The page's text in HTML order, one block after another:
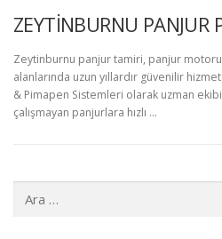
ZEYTİNBURNU PANJUR
Zeytinburnu panjur tamiri, panjur
alanlarında uzun yıllardır güvenilir
& Pimapen Sistemleri olarak uzman
çalışmayan panjurlara hızlı …